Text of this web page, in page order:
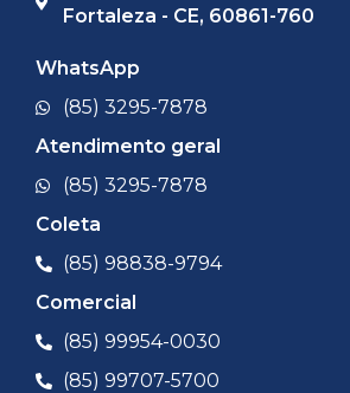
Fortaleza - CE, 60861-760
WhatsApp
(85) 3295-7878
Atendimento geral
(85) 3295-7878
Coleta
(85) 98838-9794
Comercial
(85) 99954-0030
(85) 99707-5700